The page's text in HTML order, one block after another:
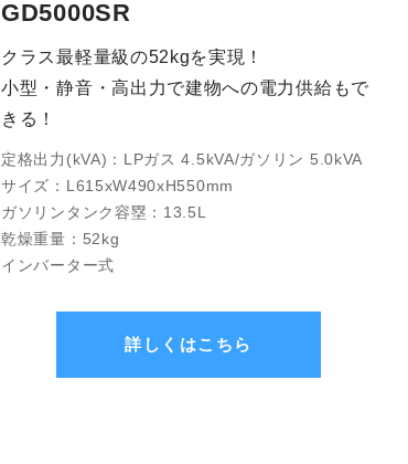
GD5000SR
クラス最軽量級の52kgを実現！
小型・静音・高出力で建物への電力供給もで
きる！
定格出力(kVA)：LPガス 4.5kVA/ガソリン 5.0kVA
サイズ：L615xW490xH550mm
ガソリンタンク容塁：13.5L
乾燥重量：52kg
インバーター式
詳しくはこちら